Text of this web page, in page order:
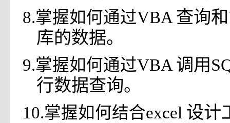
8.掌握如何通过VBA 查询
库的数据。
9.掌握如何通过VBA 调用
行数据查询。
10.掌握如何结合excel 设计